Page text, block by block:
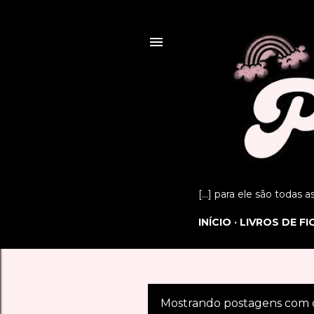
[...] para ele são todas
INÍCIO LIVROS DE
Mostrando postagens